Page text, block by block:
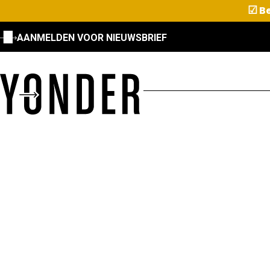
☑
AANMELDEN VOOR NIEUWSBRIEF